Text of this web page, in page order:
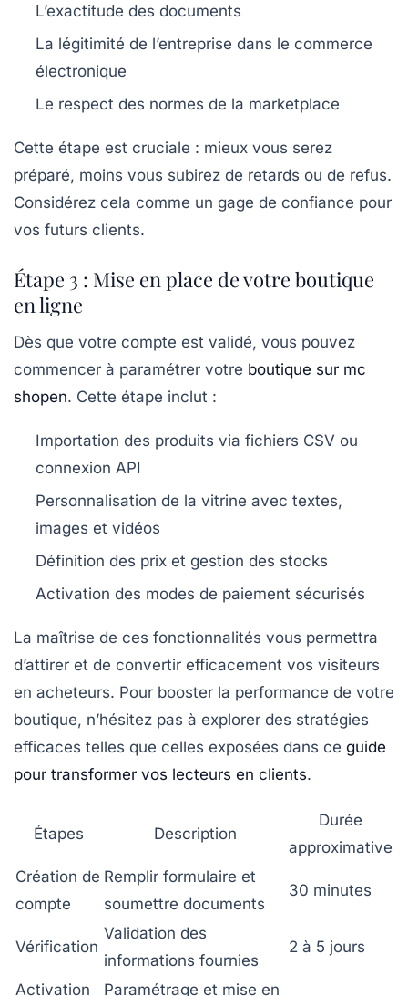
L’exactitude des documents
La légitimité de l’entreprise dans le commerce
électronique
Le respect des normes de la marketplace
Cette étape est cruciale : mieux vous serez
préparé, moins vous subirez de retards ou de refus.
Considérez cela comme un gage de confiance pour
vos futurs clients.
Étape 3 : Mise en place de votre boutique
en ligne
Dès que votre compte est validé, vous pouvez
commencer à paramétrer votre boutique sur mc
shopen. Cette étape inclut :
Importation des produits via fichiers CSV ou
connexion API
Personnalisation de la vitrine avec textes,
images et vidéos
Définition des prix et gestion des stocks
Activation des modes de paiement sécurisés
La maîtrise de ces fonctionnalités vous permettra
d’attirer et de convertir efficacement vos visiteurs
en acheteurs. Pour booster la performance de votre
boutique, n’hésitez pas à explorer des stratégies
efficaces telles que celles exposées dans ce guide
pour transformer vos lecteurs en clients.
Étapes Description
Durée
approximative
Création de
compte
Remplir formulaire et
soumettre documents
30 minutes
Vérification
Validation des
informations fournies
2 à 5 jours
Activation
Paramétrage et mise en